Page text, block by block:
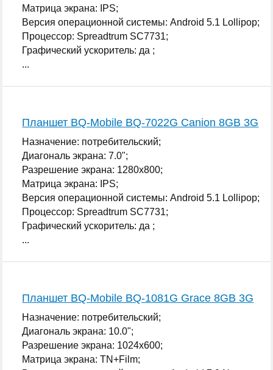
Матрица экрана: IPS;
Версия операционной системы: Android 5.1 Lollipop;
Процессор: Spreadtrum SC7731;
Графический ускоритель: да ;
...
Планшет BQ-Mobile BQ-7022G Canion 8GB 3G
Назначение: потребительский;
Диагональ экрана: 7.0";
Разрешение экрана: 1280x800;
Матрица экрана: IPS;
Версия операционной системы: Android 5.1 Lollipop;
Процессор: Spreadtrum SC7731;
Графический ускоритель: да ;
...
Планшет BQ-Mobile BQ-1081G Grace 8GB 3G
Назначение: потребительский;
Диагональ экрана: 10.0";
Разрешение экрана: 1024x600;
Матрица экрана: TN+Film;